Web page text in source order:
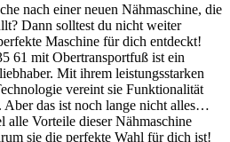
nach einer neuen Nähmaschine, die
Dann solltest du nicht weiter
Maschine für dich entdeckt!
61 mit Obertransportfuß ist ein
Mit ihrem leistungsstarken
vereint sie Funktionalität
das ist noch lange nicht alles…
alle Vorteile dieser Nähmaschine
sie die perfekte Wahl für dich ist!